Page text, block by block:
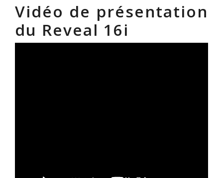
Vidéo de présentation
du Reveal 16i